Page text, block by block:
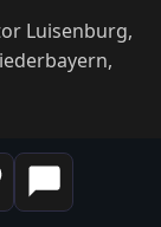
Luisenburg,